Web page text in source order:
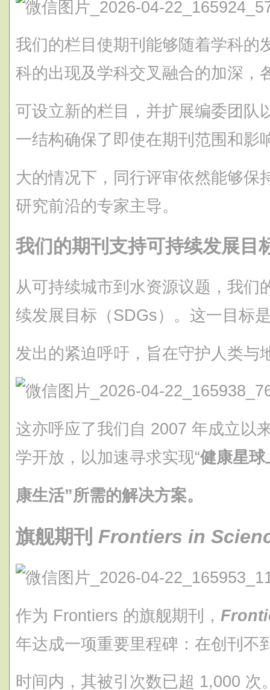
我们的栏目使期刊能够随着学科的
科的出现及学科交叉融合的加深，
可设立新的栏目，并扩展编委团队
一结构确保了即使在期刊范围和影
大的情况下，同行评审依然能够保
研究前沿的专家主导。
我们的期刊支持可持续发展目
从可持续城市到水资源议题，我们
续发展目标（SDGs）。这一目标
发出的紧迫呼吁，旨在守护人类与
这亦呼应了我们自 2007 年成立
学开放，以加速寻求实现“健康星球
康生活”所需的解决方案。
旗舰期刊 Frontiers in
作为 Frontiers 的旗舰期刊，
年达成一项重要里程碑：在创刊不
时间内，其被引次数已超 1,000 次